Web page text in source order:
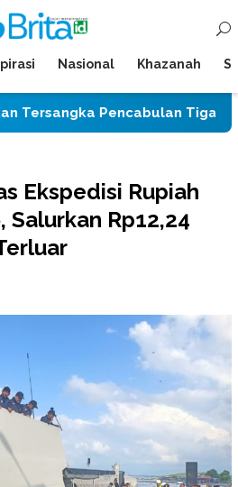
Nasional Khazanah
Tiga Siswi SD
Ekspedisi Rupiah
Rp12,24